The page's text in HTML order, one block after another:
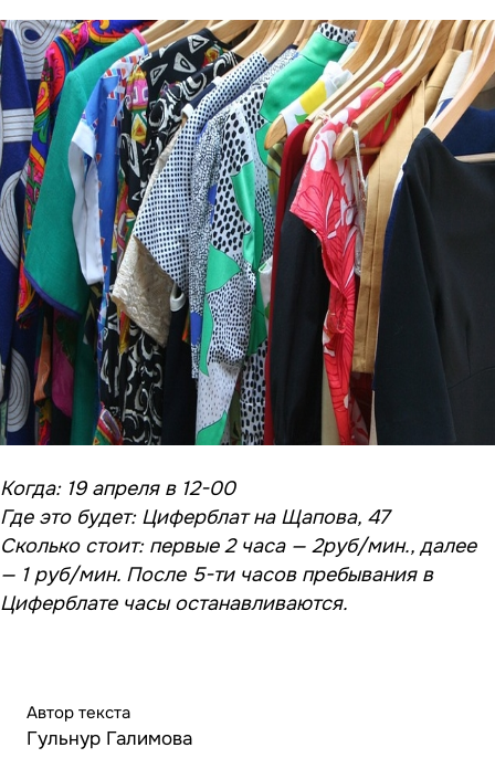
Когда: 19 апреля в 12-00
Где это будет: Циферблат на Щапова, 47
Сколько стоит: первые 2 часа — 2руб/мин., далее
— 1 руб/мин. После 5-ти часов пребывания в
Циферблате часы останавливаются.
Автор текста
Гульнур Галимова